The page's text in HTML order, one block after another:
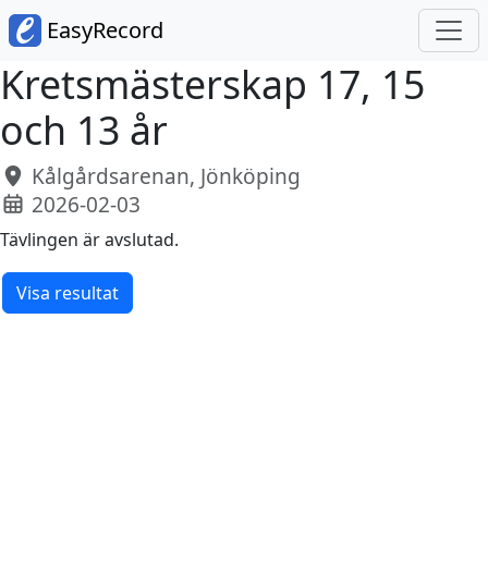
EasyRecord
Kretsmästerskap 17, 15
och 13 år
Kålgårdsarenan, Jönköping
2026-02-03
Tävlingen är avslutad.
Visa resultat